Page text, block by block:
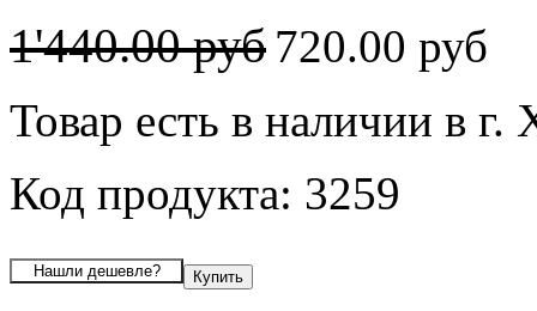
1'440.00 руб 720.00 руб
Товар есть в наличии в
Код продукта: 3259